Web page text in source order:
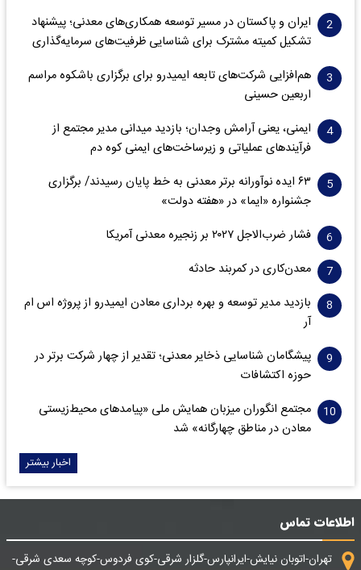
ایران و پاکستان در مسیر توسعه همکاری‌های معدنی؛ پیشنهاد
تشکیل کمیته مشترک برای شناسایی ظرفیت‌های سرمایه‌گذاری
هم‌افزایی شرکت‌های تابعه ایمیدرو برای برگزاری باشکوه مراسم
اربعین حسینی
ایمنی، یعنی آرامش وجدان؛ بازدید میدانی مدیر مجتمع از
فرآیندهای عملیاتی و زیرساخت‌های ایمنی کوه دم
۶۳ ایده نوآورانه برتر معدنی به خط پایان رسیدند/ برگزاری
جشنواره «ایما» در «هفته دولت»
فشار ضرب‌الاجل ۲۰۲۷ بر زنجیره معدنی آمریکا
معدن‌کاری در کمربند حادثه
بازدید مدیر توسعه و بهره برداری معادن ایمیدرو از پروژه اس ام
آر
پیشگامان شناسایی ذخایر معدنی؛ تقدیر از چهار شرکت برتر در
حوزه اکتشافات‌
مجتمع انگوران میزبان همایش ملی «پیامدهای محیط‌زیستی
معادن در مناطق چهارگانه» شد
اخبار بیشتر
اطلاعات تماس
تهران-اتوبان نیایش-ایرانپارس-گلزار شرقی-کوی فردوس-کوچه سعدی شرقی-